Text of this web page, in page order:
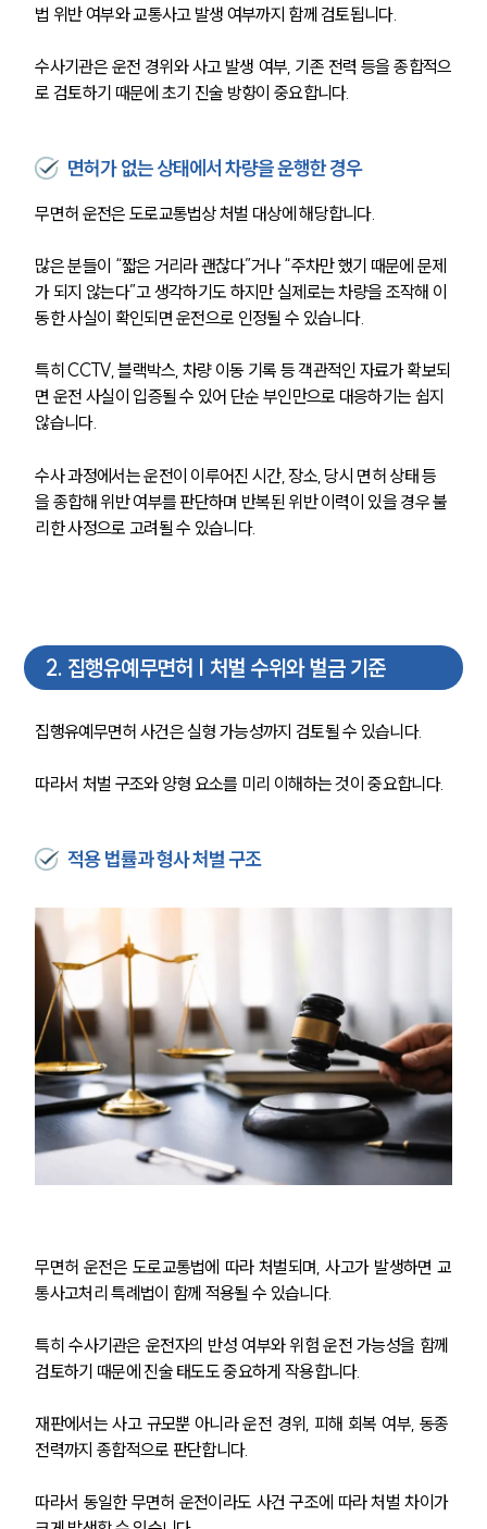
법 위반 여부와 교통사고 발생 여부까지 함께 검토됩니다.
수사기관은 운전 경위와 사고 발생 여부, 기존 전력 등을 종합적으
로 검토하기 때문에 초기 진술 방향이 중요합니다.
면허가 없는 상태에서 차량을 운행한 경우
무면허 운전은 도로교통법상 처벌 대상에 해당합니다.
많은 분들이 “짧은 거리라 괜찮다”거나 “주차만 했기 때문에 문제
가 되지 않는다”고 생각하기도 하지만 실제로는 차량을 조작해 이
동한 사실이 확인되면 운전으로 인정될 수 있습니다.
특히 CCTV, 블랙박스, 차량 이동 기록 등 객관적인 자료가 확보되
면 운전 사실이 입증될 수 있어 단순 부인만으로 대응하기는 쉽지
않습니다.
수사 과정에서는 운전이 이루어진 시간, 장소, 당시 면허 상태 등
을 종합해 위반 여부를 판단하며 반복된 위반 이력이 있을 경우 불
리한 사정으로 고려될 수 있습니다.
2. 집행유예무면허 | 처벌 수위와 벌금 기준
집행유예무면허 사건은 실형 가능성까지 검토될 수 있습니다.
따라서 처벌 구조와 양형 요소를 미리 이해하는 것이 중요합니다.
적용 법률과 형사 처벌 구조
무면허 운전은 도로교통법에 따라 처벌되며, 사고가 발생하면 교
통사고처리 특례법이 함께 적용될 수 있습니다.
특히 수사기관은 운전자의 반성 여부와 위험 운전 가능성을 함께
검토하기 때문에 진술 태도도 중요하게 작용합니다.
재판에서는 사고 규모뿐 아니라 운전 경위, 피해 회복 여부, 동종
전력까지 종합적으로 판단합니다.
따라서 동일한 무면허 운전이라도 사건 구조에 따라 처벌 차이가